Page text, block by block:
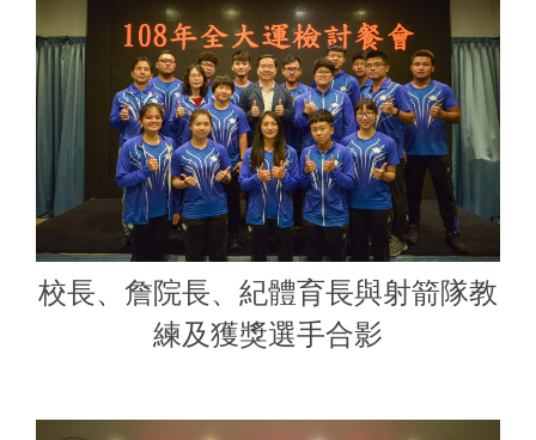
校長、詹院長、紀體育長與射箭隊教
練及獲獎選手合影